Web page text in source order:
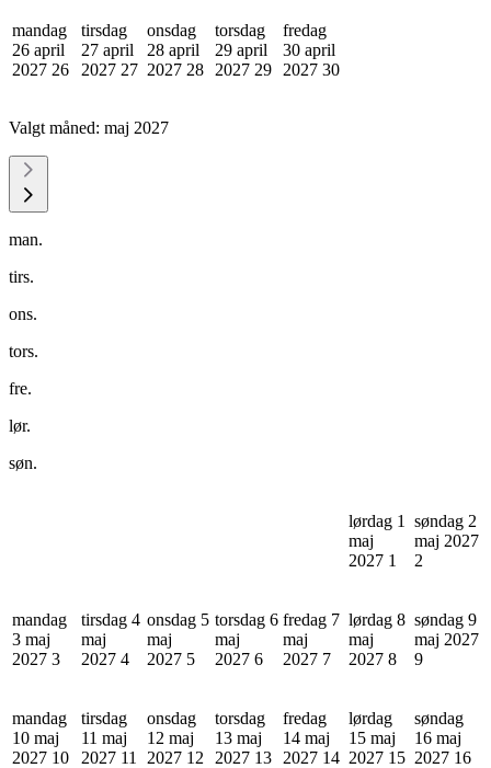
mandag
26 april
2027 26
tirsdag
27 april
2027 27
onsdag
28 april
2027 28
torsdag
29 april
2027 29
fredag
30 april
2027 30
Valgt måned: maj 2027
man.
tirs.
ons.
tors.
fre.
lør.
søn.
lørdag 1
maj
2027 1
søndag 2
maj 2027
2
mandag
3 maj
2027 3
tirsdag 4
maj
2027 4
onsdag 5
maj
2027 5
torsdag 6
maj
2027 6
fredag 7
maj
2027 7
lørdag 8
maj
2027 8
søndag 9
maj 2027
9
mandag
10 maj
2027 10
tirsdag
11 maj
2027 11
onsdag
12 maj
2027 12
torsdag
13 maj
2027 13
fredag
14 maj
2027 14
lørdag
15 maj
2027 15
søndag
16 maj
2027 16